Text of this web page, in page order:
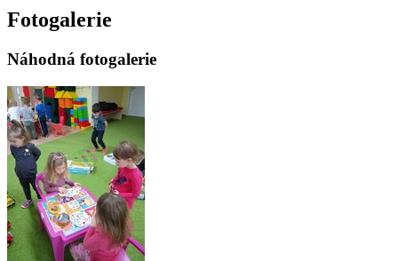
Fotogalerie
Náhodná fotogalerie